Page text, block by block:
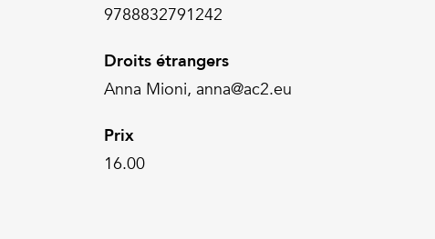
9788832791242
Droits étrangers
Anna Mioni, anna@ac2.eu
Prix
16.00